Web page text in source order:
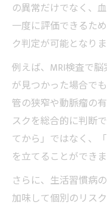
の異常だけでなく、
一度に評価できるた
ク判定が可能となりま
例えば、MRI検査で
が見つかった場合で
管の狭窄や動脈瘤の
スクを総合的に判断
てから」ではなく、
を立てることができま
さらに、生活習慣病
加味して個別のリス